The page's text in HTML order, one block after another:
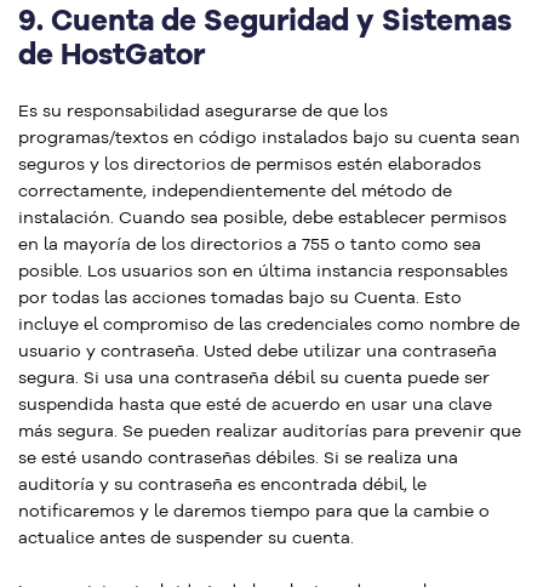
9. Cuenta de Seguridad y Sistemas
de HostGator
Es su responsabilidad asegurarse de que los
programas/textos en código instalados bajo su cuenta sean
seguros y los directorios de permisos estén elaborados
correctamente, independientemente del método de
instalación. Cuando sea posible, debe establecer permisos
en la mayoría de los directorios a 755 o tanto como sea
posible. Los usuarios son en última instancia responsables
por todas las acciones tomadas bajo su Cuenta. Esto
incluye el compromiso de las credenciales como nombre de
usuario y contraseña. Usted debe utilizar una contraseña
segura. Si usa una contraseña débil su cuenta puede ser
suspendida hasta que esté de acuerdo en usar una clave
más segura. Se pueden realizar auditorías para prevenir que
se esté usando contraseñas débiles. Si se realiza una
auditoría y su contraseña es encontrada débil, le
notificaremos y le daremos tiempo para que la cambie o
actualice antes de suspender su cuenta.